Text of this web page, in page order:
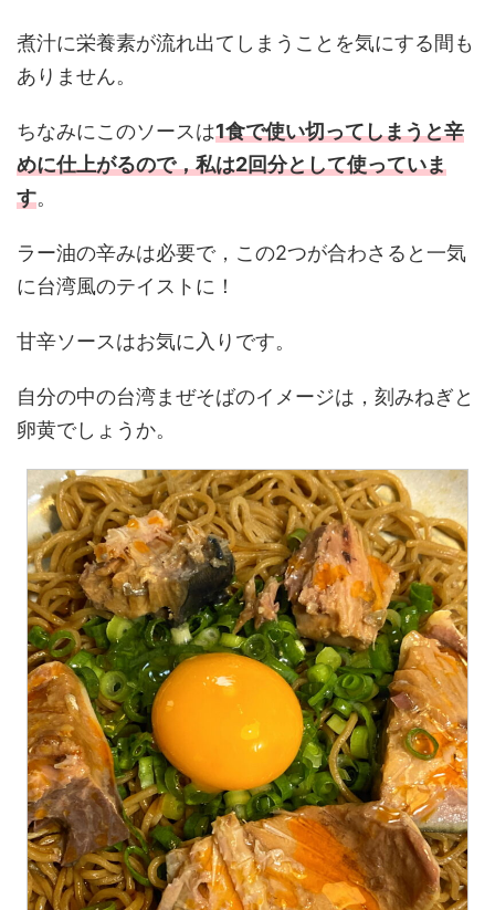
煮汁に栄養素が流れ出てしまうことを気にする間も
ありません。
ちなみにこのソースは1食で使い切ってしまうと辛
めに仕上がるので，私は2回分として使っていま
す。
ラー油の辛みは必要で，この2つが合わさると一気
に台湾風のテイストに！
甘辛ソースはお気に入りです。
自分の中の台湾まぜそばのイメージは，刻みねぎと
卵黄でしょうか。